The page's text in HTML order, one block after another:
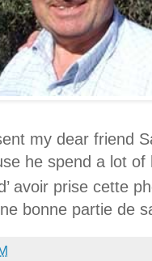
my dear friend
he spend a lot
avoir prise cette
bonne partie de